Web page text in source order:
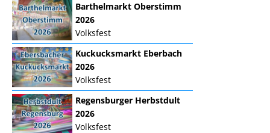
Barthelmarkt Oberstimm
2026
Volksfest
Kuckucksmarkt Eberbach
2026
Volksfest
Regensburger Herbstdult
2026
Volksfest